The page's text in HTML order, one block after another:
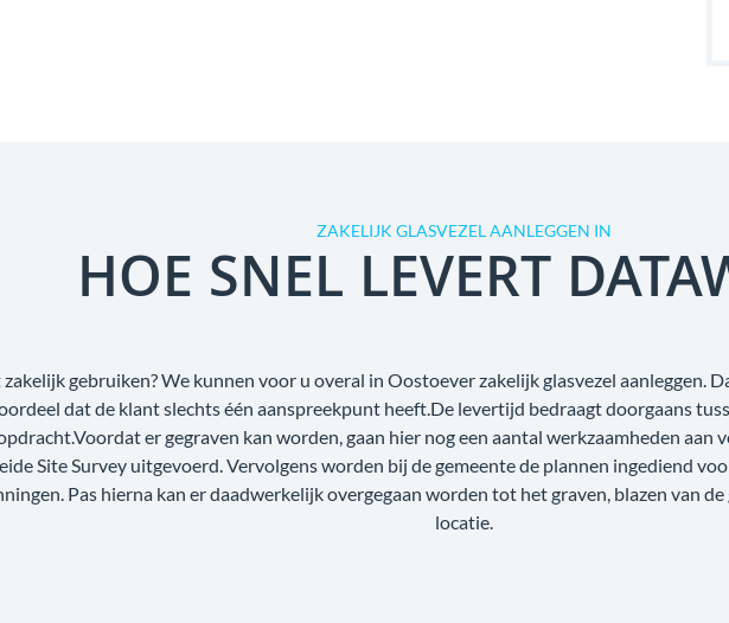
ZAKELIJK GLASVEZEL AANLEGGEN IN
HOE SNEL LEVERT
gebruiken? We kunnen voor u overal in Oostoever zakelijk glasvezel aanleggen.
dat de klant slechts één aanspreekpunt heeft.De levertijd bedraagt doorgaans
er gegraven kan worden, gaan hier nog een aantal werkzaamheden aan
Site Survey uitgevoerd. Vervolgens worden bij de gemeente de plannen ingediend
Pas hierna kan er daadwerkelijk overgegaan worden tot het graven, blazen van
locatie.